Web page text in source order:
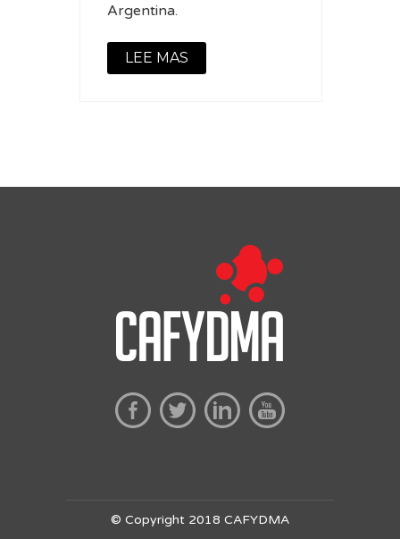
Argentina.
LEE MAS
© Copyright 2018 CAFYDMA